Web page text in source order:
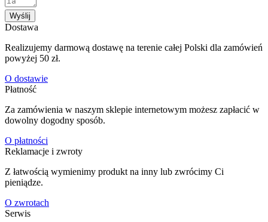
Wyślij
Dostawa
Realizujemy darmową dostawę na terenie całej Polski dla zamówień
powyżej 50 zł.
O dostawie
Płatność
Za zamówienia w naszym sklepie internetowym możesz zapłacić w
dowolny dogodny sposób.
O płatności
Reklamacje i zwroty
Z łatwością wymienimy produkt na inny lub zwrócimy Ci
pieniądze.
O zwrotach
Serwis